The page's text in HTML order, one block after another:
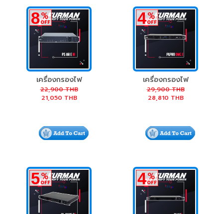
8%
OFF
เครื่องกรองไฟ
Furman PS-8R E 3
Sequencer
22,900 THB
21,050 THB
4%
OFF
เครื่องกรองไฟ
Furman PL-PRO
DMC E
29,900 THB
28,810 THB
5%
OFF 4%
OFF